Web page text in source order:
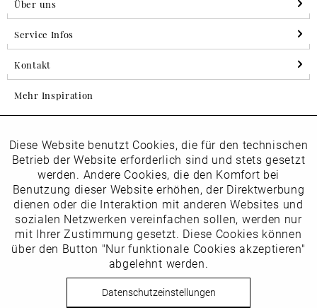
Über uns
Service Infos
Kontakt
Mehr Inspiration
Folgen Sie uns auf Instagram
horsch_schuhe
Newsletter
Datenschutzbestimmungenhabe ich zur Kenntnis
vom Newsletter abmelden.
Funktionale Aktiv
Marketing Inaktiv
Tracking Inaktiv
Inaktiv
Diese Website benutzt Cookies, die für den technischen
Betrieb der Website erforderlich sind und stets gesetzt
werden. Andere Cookies, die den Komfort bei
Benutzung dieser Website erhöhen, der Direktwerbung
dienen oder die Interaktion mit anderen Websites und
sozialen Netzwerken vereinfachen sollen, werden nur
mit Ihrer Zustimmung gesetzt. Diese Cookies können
über den Button "Nur funktionale Cookies akzeptieren"
abgelehnt werden.
Datenschutzeinstellungen